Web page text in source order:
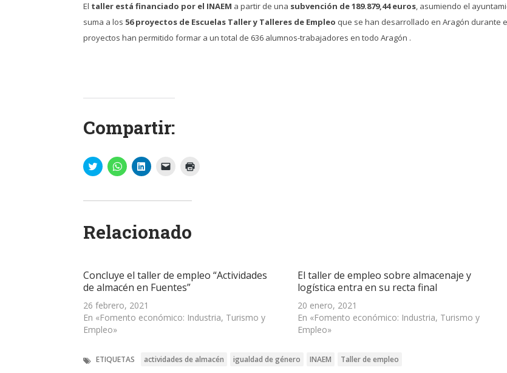
El taller está financiado por el INAEM a partir de una subvención de 189.879,44 euros, asumiendo el
suma a los 56 proyectos de Escuelas Taller y Talleres de Empleo que se han desarrollado en Aragón durante
proyectos han permitido formar a un total de 636 alumnos-trabajadores en todo Aragón .
Compartir:
Haz
clic
Twitter
en
una
Haz
clic
WhatsApp
en
una
Haz
clic
LinkedIn
en
una
Haz
enlace
electrónico
a
en
una
ventana
Relacionado
Concluye el taller de empleo “Actividades
de almacén en Fuentes”
26 febrero, 2021
En «Fomento económico: Industria, Turismo y
Empleo»
El taller de empleo sobre almacenaje y
logística entra en su recta final
20 enero, 2021
En «Fomento económico: Industria, Turismo y
Empleo»
ETIQUETAS actividades de almacén igualdad de género INAEM Taller de empleo